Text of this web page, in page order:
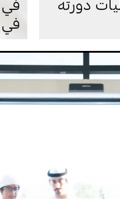
دورته
في
في